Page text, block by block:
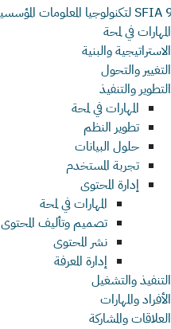
المهارات في لمحة
الاستراتيجية والبنية
التغيير والتحول
التطوير والتنفيذ
المهارات في لمحة
تطوير النظم
حلول البيانات
تجربة المستخدم
إدارة المحتوى
المهارات في لمحة
تصميم وتأليف المحتوى
نشر المحتوى
إدارة المعرفة
التنفيذ والتشغيل
الأفراد والمهارات
العلاقات والمشاركة